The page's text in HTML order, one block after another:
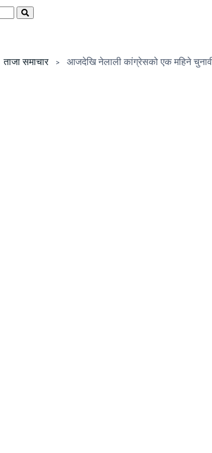
ताजा समाचार आजदेखि नेलाली कांग्रेसको एक महिने